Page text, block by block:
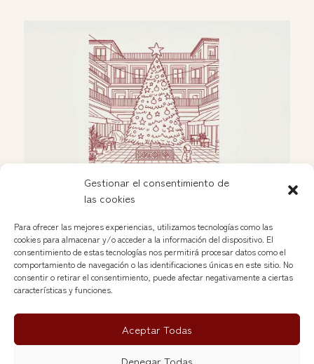
Gestionar el consentimiento de
las cookies
Para ofrecer las mejores experiencias, utilizamos tecnologías como las
cookies para almacenar y/o acceder a la información del dispositivo. El
consentimiento de estas tecnologías nos permitirá procesar datos como el
comportamiento de navegación o las identificaciones únicas en este sitio. No
consentir o retirar el consentimiento, puede afectar negativamente a ciertas
características y funciones.
Aceptar Todas
Denegar Todas
Celebración navideña en las Nuevas Galerías
Ver más »